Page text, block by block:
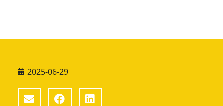
2025-06-29